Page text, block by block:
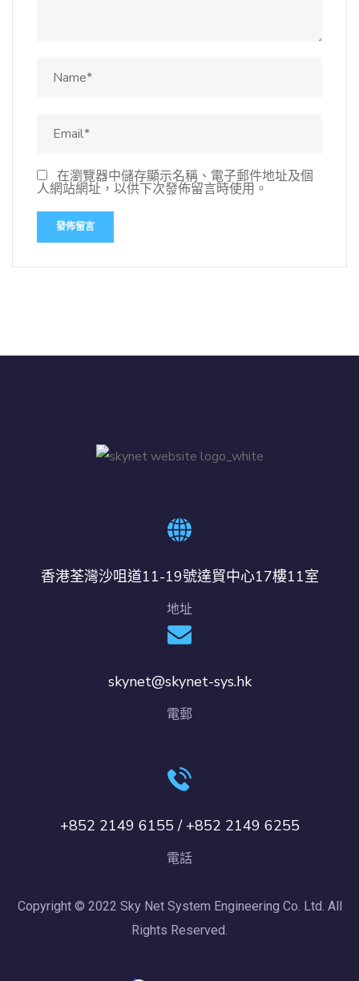
在瀏覽器中儲存顯示名稱、電子郵件地址及個
人網站網址，以供下次發佈留言時使用。
香港荃灣沙咀道11-19號達貿中心17樓11室
地址
skynet@skynet-sys.hk
電郵
+852 2149 6155 / +852 2149 6255
電話
Copyright © 2022 Sky Net System Engineering Co. Ltd. All
Rights Reserved.